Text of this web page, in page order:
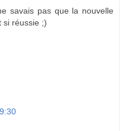
savais pas que la nouvelle
si réussie ;)